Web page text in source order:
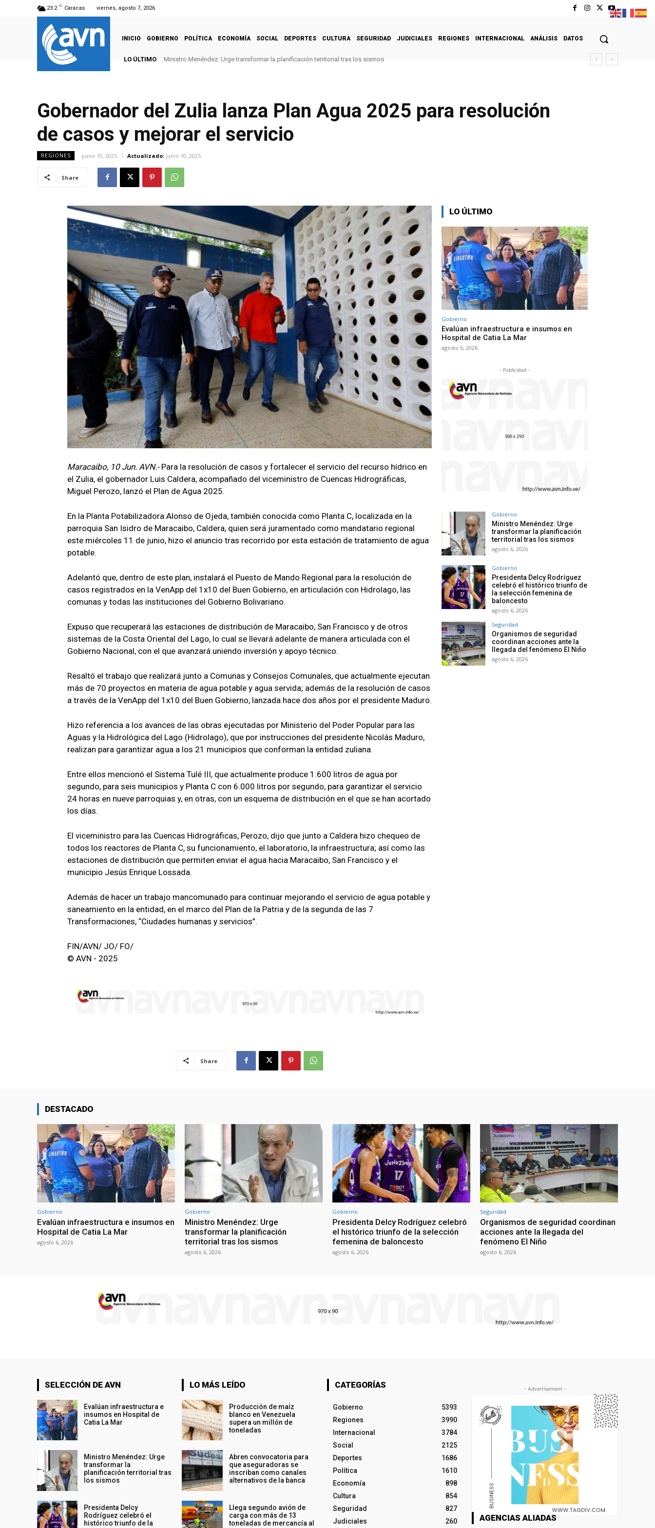
23.2 C Caracas viernes, agosto 7, 2026
INICIO GOBIERNO POLÍTICA ECONOMÍA SOCIAL DEPORTES CULTURA SEGURIDAD JUDICIALES REGIONES INTERNACIONAL ANÁLISIS DATOS
LO ÚLTIMO Ministro Menéndez: Urge transformar la planificación territorial tras los sismos
Gobernador del Zulia lanza Plan Agua 2025 para resolución
de casos y mejorar el servicio
REGIONES junio 10, 2025 Actualizado: junio 10, 2025
Share
Maracaibo, 10 Jun. AVN.- Para la resolución de casos y fortalecer el servicio del recurso hídrico en
el Zulia, el gobernador Luis Caldera, acompañado del viceministro de Cuencas Hidrográficas,
Miguel Perozo, lanzó el Plan de Agua 2025.
En la Planta Potabilizadora Alonso de Ojeda, también conocida como Planta C, localizada en la
parroquia San Isidro de Maracaibo, Caldera, quien será juramentado como mandatario regional
este miércoles 11 de junio, hizo el anuncio tras recorrido por esta estación de tratamiento de agua
potable.
Adelantó que, dentro de este plan, instalará el Puesto de Mando Regional para la resolución de
casos registrados en la VenApp del 1x10 del Buen Gobierno, en articulación con Hidrolago, las
comunas y todas las instituciones del Gobierno Bolivariano.
Expuso que recuperará las estaciones de distribución de Maracaibo, San Francisco y de otros
sistemas de la Costa Oriental del Lago, lo cual se llevará adelante de manera articulada con el
Gobierno Nacional, con el que avanzará uniendo inversión y apoyo técnico.
Resaltó el trabajo que realizará junto a Comunas y Consejos Comunales, que actualmente ejecutan
más de 70 proyectos en materia de agua potable y agua servida; además de la resolución de casos
a través de la VenApp del 1x10 del Buen Gobierno, lanzada hace dos años por el presidente Maduro.
Hizo referencia a los avances de las obras ejecutadas por Ministerio del Poder Popular para las
Aguas y la Hidrológica del Lago (Hidrolago), que por instrucciones del presidente Nicolás Maduro,
realizan para garantizar agua a los 21 municipios que conforman la entidad zuliana.
Entre ellos mencionó el Sistema Tulé III, que actualmente produce 1.600 litros de agua por
segundo, para seis municipios y Planta C con 6.000 litros por segundo, para garantizar el servicio
24 horas en nueve parroquias y, en otras, con un esquema de distribución en el que se han acortado
los días.
El viceministro para las Cuencas Hidrográficas, Perozo, dijo que junto a Caldera hizo chequeo de
todos los reactores de Planta C, su funcionamiento, el laboratorio, la infraestructura; así como las
estaciones de distribución que permiten enviar el agua hacia Maracaibo, San Francisco y el
municipio Jesús Enrique Lossada.
Además de hacer un trabajo mancomunado para continuar mejorando el servicio de agua potable y
saneamiento en la entidad, en el marco del Plan de la Patria y de la segunda de las 7
Transformaciones, “Ciudades humanas y servicios”.
FIN/AVN/ JO/ FO/
© AVN - 2025
Share
LO ÚLTIMO
Gobierno
Evalúan infraestructura e insumos en
Hospital de Catia La Mar
agosto 6, 2026
- Publicidad -
Gobierno
Ministro Menéndez: Urge
transformar la planificación
territorial tras los sismos
agosto 6, 2026
Gobierno
Presidenta Delcy Rodríguez
celebró el histórico triunfo de
la selección femenina de
baloncesto
agosto 6, 2026
Seguridad
Organismos de seguridad
coordinan acciones ante la
llegada del fenómeno El Niño
agosto 6, 2026
DESTACADO
Gobierno
Evalúan infraestructura e insumos en
Hospital de Catia La Mar
agosto 6, 2026
Gobierno
Ministro Menéndez: Urge
transformar la planificación
territorial tras los sismos
agosto 6, 2026
Gobierno
Presidenta Delcy Rodríguez celebró
el histórico triunfo de la selección
femenina de baloncesto
agosto 6, 2026
Seguridad
Organismos de seguridad coordinan
acciones ante la llegada del
fenómeno El Niño
agosto 6, 2026
SELECCIÓN DE AVN
Evalúan infraestructura e
insumos en Hospital de
Catia La Mar
Ministro Menéndez: Urge
transformar la
planificación territorial tras
los sismos
Presidenta Delcy
Rodríguez celebró el
histórico triunfo de la
LO MÁS LEÍDO
Producción de maíz
blanco en Venezuela
supera un millón de
toneladas
Abren convocatoria para
que aseguradoras se
inscriban como canales
alternativos de la banca
Llega segundo avión de
carga con más de 13
toneladas de mercancía al
CATEGORÍAS
Gobierno
5393
Regiones
3990
Internacional
3784
Social
2125
Deportes
1686
Política
1610
Economía
898
Cultura
854
Seguridad
827
Judiciales
260
- Advertisement -
AGENCIAS ALIADAS